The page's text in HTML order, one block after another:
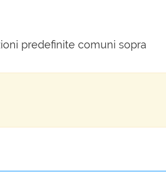
predefinite comuni sopra